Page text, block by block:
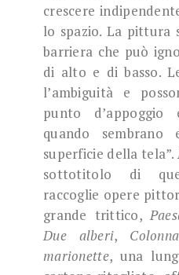
crescere
lo spazio. La pittura
barriera che può
di alto e di basso.
l’ambiguità e
punto
quando
superficie della tela”.
sottotitolo di
raccoglie opere
grande trittico,
Due alberi, Colonna
marionette, una